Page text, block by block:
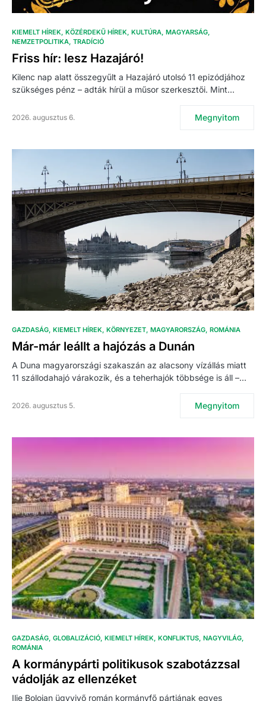
KIEMELT HÍREK KÖZÉRDEKŰ HÍREK KULTÚRA MAGYARSÁG
NEMZETPOLITIKA TRADÍCIÓ
Friss hír: lesz Hazajáró!
Kilenc nap alatt összegyűlt a Hazajáró utolsó 11 epizódjához
szükséges pénz – adták hírül a műsor szerkesztői. Mint…
2026. augusztus 6. Megnyitom
GAZDASÁG KIEMELT HÍREK KÖRNYEZET MAGYARORSZÁG ROMÁNIA
Már-már leállt a hajózás a Dunán
A Duna magyarországi szakaszán az alacsony vízállás miatt
11 szállodahajó várakozik, és a teherhajók többsége is áll –…
2026. augusztus 5. Megnyitom
GAZDASÁG GLOBALIZÁCIÓ KIEMELT HÍREK KONFLIKTUS NAGYVILÁG
ROMÁNIA
A kormánypárti politikusok szabotázzsal
vádolják az ellenzéket
Ilie Bolojan ügyvivő román kormányfő pártjának egyes